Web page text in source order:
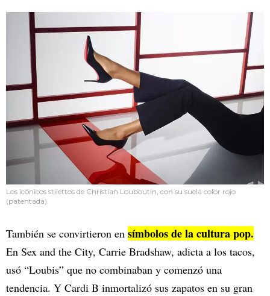
Los icónicos stilettos de Christian Louboutin, con su suela color rojo
(patentada).
También se convirtieron en símbolos de la cultura pop.
En Sex and the City, Carrie Bradshaw, adicta a los tacos,
usó “Loubis” que no combinaban y comenzó una
tendencia. Y Cardi B inmortalizó sus zapatos en su gran